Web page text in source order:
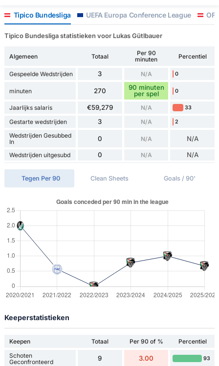
Tipico Bundesliga UEFA Europa Conference League
Tipico Bundesliga statistieken voor Lukas Gütlbauer
Algemeen Totaal
Per 90
minuten
Percentiel
Gespeelde Wedstrijden 3 N/A 0
minuten 270
90 minuten
per spel
0
Jaarlijks salaris €59,279 N/A 33
Gestarte wedstrijden 3 N/A 2
Wedstrijden Gesubbed
In
0 N/A N/A
Wedstrijden uitgesubd 0 N/A N/A
Tegen Per 90 Clean Sheets Goals / 90'
Keeperstatistieken
Keepen Totaal Per 90 of %
Percentiel
Schoten
Geconfronteerd
9 3.00 93